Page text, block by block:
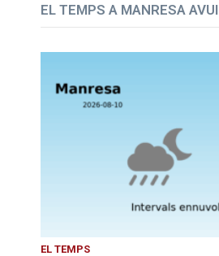
EL TEMPS A MANRESA AVUI
EL TEMPS